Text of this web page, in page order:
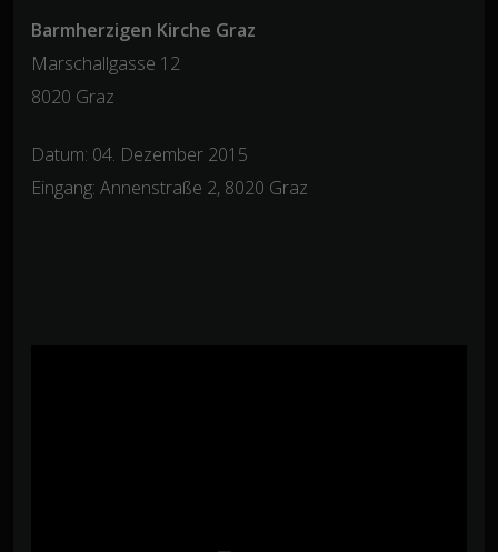
Barmherzigen Kirche Graz
Marschallgasse 12
8020 Graz
Datum: 04. Dezember 2015
Eingang: Annenstraße 2, 8020 Graz